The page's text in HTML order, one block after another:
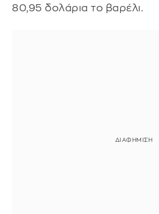
80,95 δολάρια το βαρέλι.